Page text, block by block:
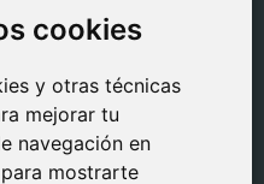
cookies
y otras técnicas
mejorar tu
navegación en
mostrarte
cookies
y otras técnicas
mejorar tu
navegación en
mostrarte
Colmenar Viejo,